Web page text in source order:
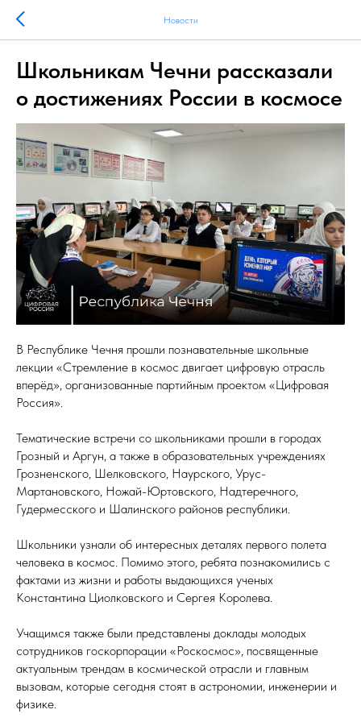
Новости
Школьникам Чечни рассказали
о достижениях России в космосе
В Республике Чечня прошли познавательные школьные
лекции «Стремление в космос двигает цифровую отрасль
вперёд», организованные партийным проектом «Цифровая
Россия».
Тематические встречи со школьниками прошли в городах
Грозный и Аргун, а также в образовательных учреждениях
Грозненского, Шелковского, Наурского, Урус-
Мартановского, Ножай-Юртовского, Надтеречного,
Гудермесского и Шалинского районов республики.
Школьники узнали об интересных деталях первого полета
человека в космос. Помимо этого, ребята познакомились с
фактами из жизни и работы выдающихся ученых
Константина Циолковского и Сергея Королева.
Учащимся также были представлены доклады молодых
сотрудников госкорпорации «Роскосмос», посвященные
актуальным трендам в космической отрасли и главным
вызовам, которые сегодня стоят в астрономии, инженерии и
физике.